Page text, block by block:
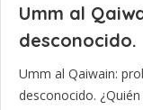
Umm al
desconocido.
Umm al Qaiwain:
desconocido.